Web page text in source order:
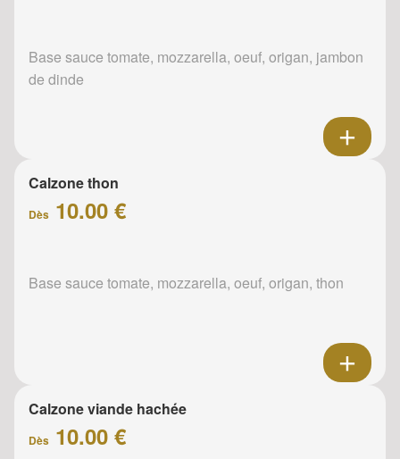
Base sauce tomate, mozzarella, oeuf, origan, jambon
de dinde
Calzone thon
Dès 10.00 €
Base sauce tomate, mozzarella, oeuf, origan, thon
Calzone viande hachée
Dès 10.00 €